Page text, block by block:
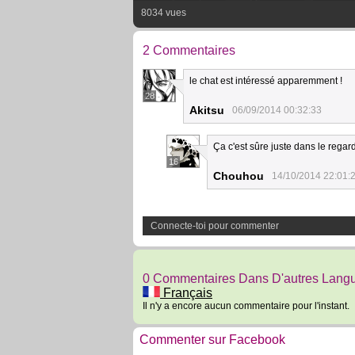
8034 vues
2 Commentaires
28
le chat est intéressé apparemment !
Akitsu 06/09/2014 00:32:33
16
Ça c'est sûre juste dans le regard
Chouhou 14/10/2014
Connecte-toi pour commenter
0 Commentaires Dans D'autres
Français
Il n'y a encore aucun commentaire pour l'instant.
Commenter sur Facebook